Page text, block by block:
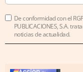
De conformidad con el
PUBLICACIONES, S.A.
noticias de actualidad.